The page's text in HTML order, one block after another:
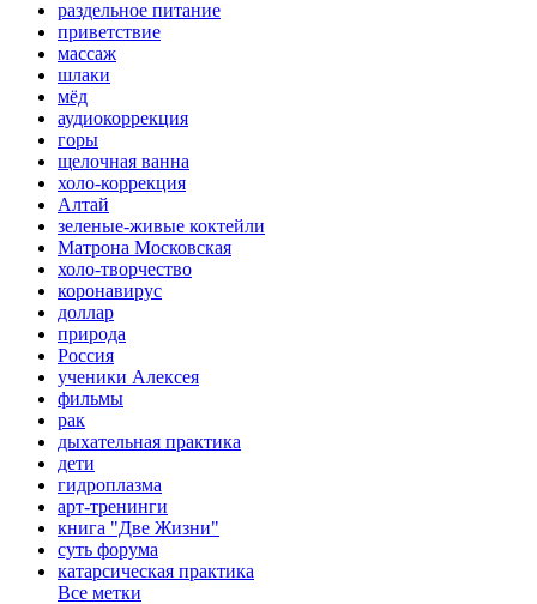
раздельное питание
приветствие
массаж
шлаки
мёд
аудиокоррекция
горы
щелочная ванна
холо-коррекция
Алтай
зеленые-живые коктейли
Матрона Московская
холо-творчество
коронавирус
доллар
природа
Россия
ученики Алексея
фильмы
рак
дыхательная практика
дети
гидроплазма
арт-тренинги
книга "Две Жизни"
суть форума
катарсическая практика
Все метки